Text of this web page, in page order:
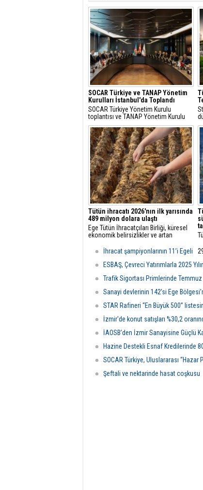
SOCAR Türkiye ve TANAP Yönetim
Kurulları İstanbul'da Toplandı
SOCAR Türkiye Yönetim Kurulu
toplantısı ve TANAP Yönetim Kurulu
toplantısı, 30 Temmuz 2026 tarihinde
İstanbul’da gerçekleştirildi.
Tütün ihracatı 2026'nın ilk yarısında
489 milyon dolara ulaştı
Ege Tütün İhracatçıları Birliği, küresel
ekonomik belirsizlikler ve artan
ayında ihracatını yüzde 4 artırarak 489
milyon dolara çıkardı ve istikrarlı
büyümesini sürdürdü.
İhracat şampiyonlarının 11’i Egeli
ESBAŞ, Çevreci Yatırımlarla 2025
Trafik Sigortası Primlerinde
Sanayi devlerinin 142’si Ege
STAR Rafineri “En Büyük 500”
İzmir'de konut satışları %30,2
İAOSB’den İzmir Sanayisine Güçlü
Hazine Destekli Esnaf Kredilerinde
SOCAR Türkiye, Uluslararası “Hazar
Şeftali ve nektarinde hasat coşkusu